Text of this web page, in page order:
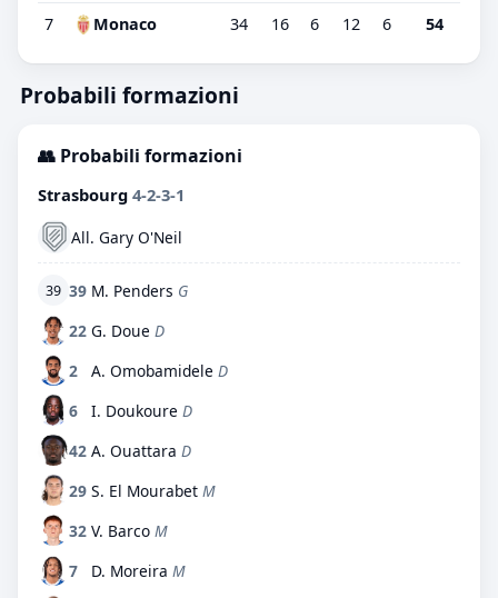
7 Monaco 34 16 6 12 6 54
Probabili formazioni
👥 Probabili formazioni
Strasbourg 4-2-3-1
All. Gary O'Neil
39 39 M. Penders G
22 G. Doue D
2
A. Omobamidele D
6
I. Doukoure D
42 A. Ouattara D
29 S. El Mourabet M
32 V. Barco M
7
D. Moreira M